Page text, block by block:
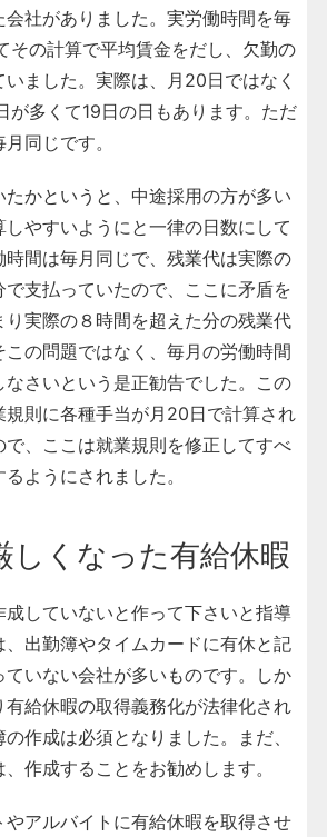
社がありました。実労働時間を毎
その計算で平均賃金をだし、欠勤の
ました。実際は、月20日ではなく
が多くて19日の日もあります。ただ
同じです。
かというと、中途採用の方が多い
やすいようにと一律の日数にして
間は毎月同じで、残業代は実際の
支払っていたので、ここに矛盾を
実際の８時間を超えた分の残業代
の問題ではなく、 毎月の労働時間
さいという是正勧告でした 。この
則に各種手当が月20日で計算され
で、ここは就業規則を修正してすべ
ようにされました。
しくなった有給休暇
成していないと作って下さいと指導
、出勤簿やタイムカードに有休と記
いない会社が多いものです。しか
給休暇の取得義務化が法律化され
作成は必須となりました。まだ、
作成することをお勧めします。
やアルバイトに有給休暇を取得させ